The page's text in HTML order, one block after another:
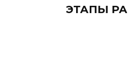
ЭТАПЫ